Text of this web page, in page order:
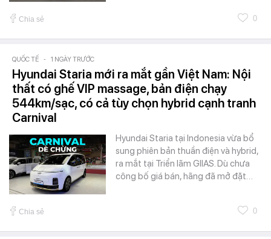
Chia sẻ 0
QUỐC TẾ - 1 NGÀY TRƯỚC
Hyundai Staria mới ra mắt gần Việt Nam: Nội
thất có ghế VIP massage, bản điện chạy
544km/sạc, có cả tùy chọn hybrid cạnh tranh
Carnival
Hyundai Staria tại Indonesia vừa bổ
sung phiên bản thuần điện và hybrid,
ra mắt tại Triển lãm GIIAS. Dù chưa
công bố giá bán, hãng đã mở đặt…
Chia sẻ 0